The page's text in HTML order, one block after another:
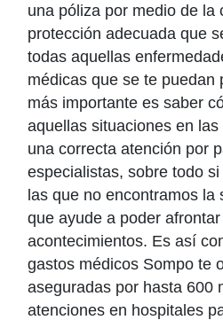
una póliza por medio de la
protección adecuada que
todas aquellas
médicas que se te puedan
más importante es saber
aquellas situaciones en
una correcta atención por
especialistas, sobre todo
las que no encontramos la
que ayude a poder
acontecimientos. Es así
gastos médicos Sompo te
aseguradas por hasta 600
atenciones en hospitales